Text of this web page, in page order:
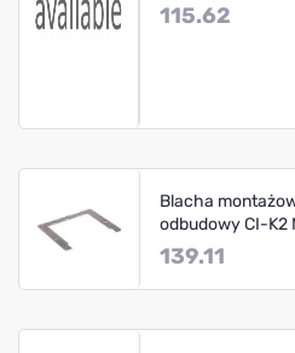
115.62
Blacha
odbudowy CI-K2
139.11